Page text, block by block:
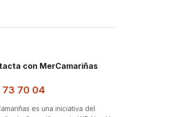
con MerCamariñas
73 70 04
es una iniciativa del